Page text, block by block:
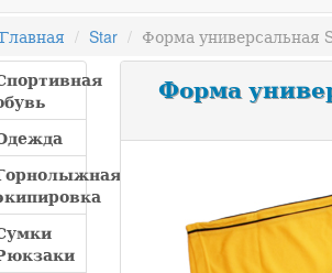
Главная Star
Форма универсальная
Форма